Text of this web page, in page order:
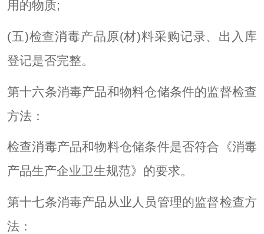
用的物质;
(五)检查消毒产品原(材)料采购记录、出入库
登记是否完整。
第十六条消毒产品和物料仓储条件的监督检查
方法：
检查消毒产品和物料仓储条件是否符合《消毒
产品生产企业卫生规范》的要求。
第十七条消毒产品从业人员管理的监督检查方
法：